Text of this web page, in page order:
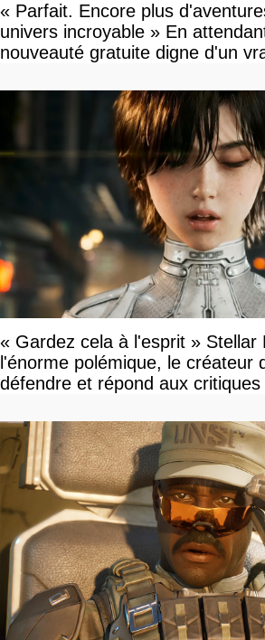
« Parfait. Encore plus
univers incroyable » En
nouveauté gratuite digne d'un
« Gardez cela à l'esprit » Stellar
l'énorme polémique, le créateur
défendre et répond aux critiques